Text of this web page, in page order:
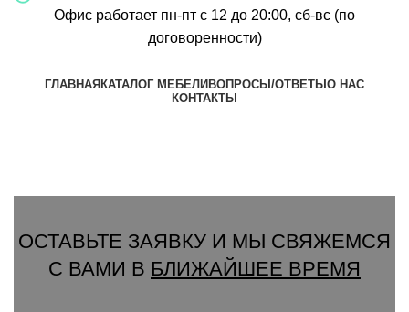
Офис работает пн-пт с 12 до 20:00, сб-вс (по
договоренности)
ГЛАВНАЯ КАТАЛОГ МЕБЕЛИ ВОПРОСЫ/ОТВЕТЫ О НАС
КОНТАКТЫ
ОСТАВЬТЕ ЗАЯВКУ И МЫ СВЯЖЕМСЯ
С ВАМИ В БЛИЖАЙШЕЕ ВРЕМЯ